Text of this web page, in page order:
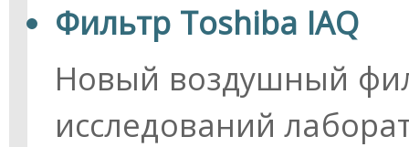
Фильтр Toshiba IAQ
Новый воздушный
исследований